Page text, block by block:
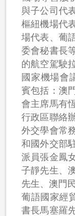
與子公司代
樞紐機場代
場代表、葡
委會秘書長
的航空駕駛
國家機場會
賓包括：澳
會主席馬有
行政區聯絡
外交學會常
和國外交部
派員張金鳳
子靜先生、
先生、澳門
葡語國家經
書長馬塞羅